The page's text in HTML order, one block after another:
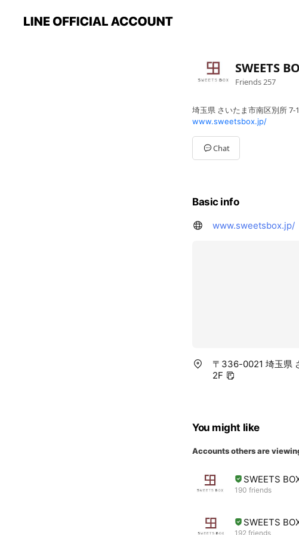
SWEETS
Friends 257
埼玉県 さいたま市南区別所
www.sweetsbox.jp/
Chat
Basic info
www.sweetsbox.jp/
〒336-0021 埼玉県
2F
You might like
Accounts others are
SWEETS
190 friends
SWEETS
192 friends